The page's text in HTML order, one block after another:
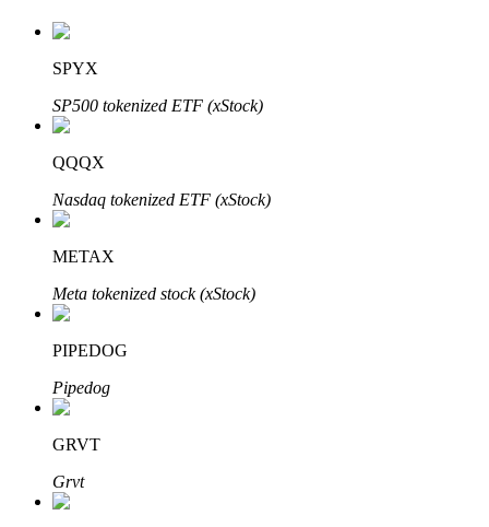
Obtenez des bénéfices à long terme et des intérêts flexibles
Apprenez le Staking
Découvrez comment gagner un revenu passif
Bitrue
SPYX
SP500 tokenized ETF (xStock)
QQQX
Nasdaq tokenized ETF (xStock)
METAX
Meta tokenized stock (xStock)
PIPEDOG
Pipedog
GRVT
Grvt